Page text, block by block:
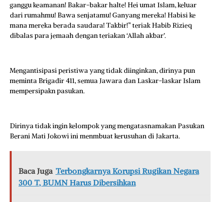
ganggu keamanan! Bakar-bakar halte! Hei umat Islam, keluar
dari rumahmu! Bawa senjatamu! Ganyang mereka! Habisi ke
mana mereka berada saudara! Takbir!” teriak Habib Rizieq
dibalas para jemaah dengan teriakan ‘Allah akbar’.
Mengantisipasi peristiwa yang tidak diinginkan, dirinya pun
meminta Brigadir 411, semua Jawara dan Laskar-laskar Islam
mempersipakn pasukan.
Dirinya tidak ingin kelompok yang mengatasnamakan Pasukan
Berani Mati Jokowi ini menmbuat kerusuhan di Jakarta.
Baca Juga Terbongkarnya Korupsi Rugikan Negara
300 T, BUMN Harus Dibersihkan